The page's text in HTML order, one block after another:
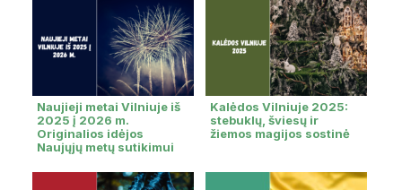
Naujieji metai Vilniuje iš
2025 į 2026 m.
Originalios idėjos
Naujųjų metų sutikimui
Kalėdos Vilniuje 2025:
stebuklų, šviesų ir
žiemos magijos sostinė